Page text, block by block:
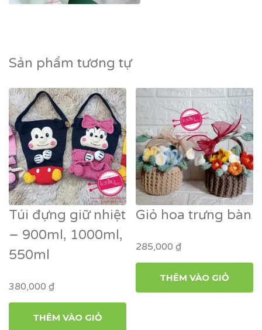
Sản phẩm tương tự
Túi đựng giữ nhiệt
– 900ml, 1000ml,
550ml
380,000 ₫
THÊM VÀO GIỎ
Giỏ hoa trưng bàn
285,000₫
THÊM VÀO GIỎ